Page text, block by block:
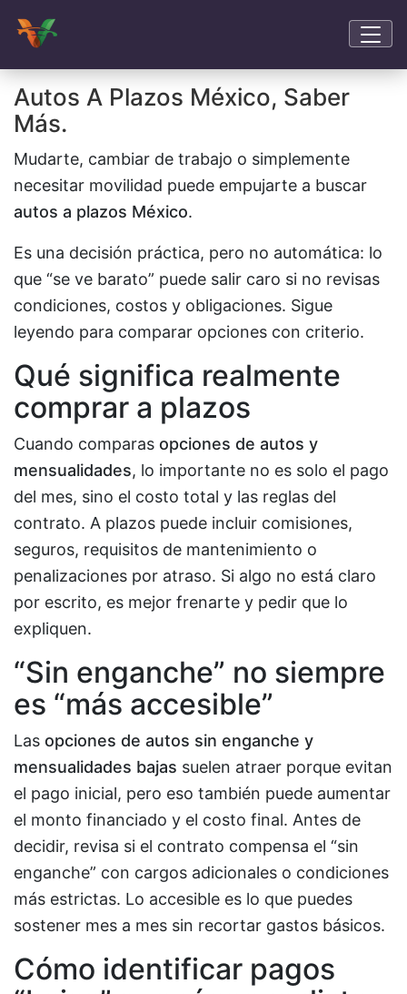
Autos A Plazos México, Saber
Más.
Mudarte, cambiar de trabajo o simplemente
necesitar movilidad puede empujarte a buscar
autos a plazos México.
Es una decisión práctica, pero no automática: lo
que “se ve barato” puede salir caro si no revisas
condiciones, costos y obligaciones. Sigue
leyendo para comparar opciones con criterio.
Qué significa realmente
comprar a plazos
Cuando comparas opciones de autos y
mensualidades, lo importante no es solo el pago
del mes, sino el costo total y las reglas del
contrato. A plazos puede incluir comisiones,
seguros, requisitos de mantenimiento o
penalizaciones por atraso. Si algo no está claro
por escrito, es mejor frenarte y pedir que lo
expliquen.
“Sin enganche” no siempre
es “más accesible”
Las opciones de autos sin enganche y
mensualidades bajas suelen atraer porque evitan
el pago inicial, pero eso también puede aumentar
el monto financiado y el costo final. Antes de
decidir, revisa si el contrato compensa el “sin
enganche” con cargos adicionales o condiciones
más estrictas. Lo accesible es lo que puedes
sostener mes a mes sin recortar gastos básicos.
Cómo identificar pagos